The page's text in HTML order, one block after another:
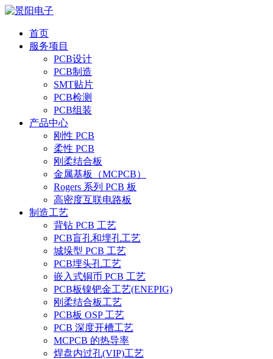
首页
服务项目
PCB设计
PCB制造
SMT贴片
PCB检测
PCB组装
产品中心
刚性 PCB
柔性 PCB
刚柔结合板
金属基板（MCPCB）
Rogers 系列 PCB 板
高密度互联电路板
制造工艺
背钻 PCB 工艺
PCB盲孔和埋孔工艺
城垛型 PCB 工艺
PCB埋头孔工艺
嵌入式铜币 PCB 工艺
PCB板镍钯金工艺(ENEPIG)
刚柔结合板工艺
PCB板 OSP 工艺
PCB 深度开槽工艺
MCPCB 的热导率
焊盘内过孔(VIP)工艺